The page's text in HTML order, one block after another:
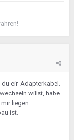
du ein Adapterkabel.
willst, habe
liegen.
ist.